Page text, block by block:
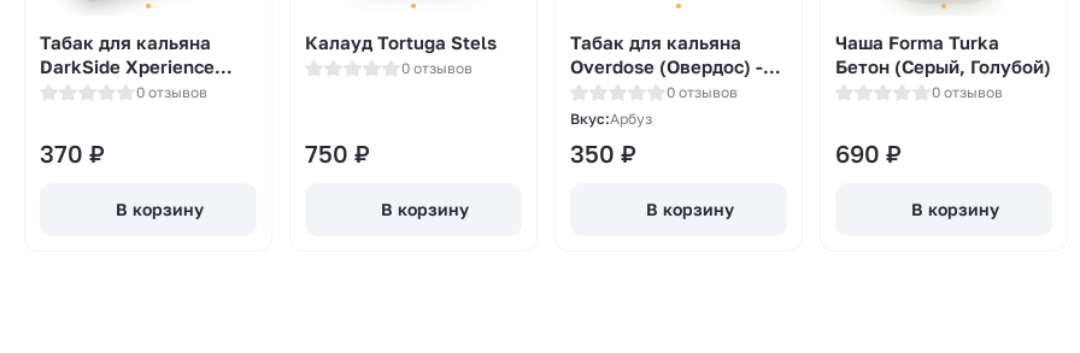
Табак для кальяна
DarkSide Xperience
(Дарксайд Экспириенс)
30гр.
0 отзывов
370 ₽
В корзину
Калауд Tortuga Stels
0 отзывов
750 ₽
В корзину
Табак для кальяна
Overdose (Овердос) -
Watermelon (Сахарный
арбуз) 25гр.
0 отзывов
Вкус:Арбуз
350 ₽
В корзину
Чаша Forma Turka
Бетон (Серый, Голубой)
0 отзывов
690 ₽
В корзину